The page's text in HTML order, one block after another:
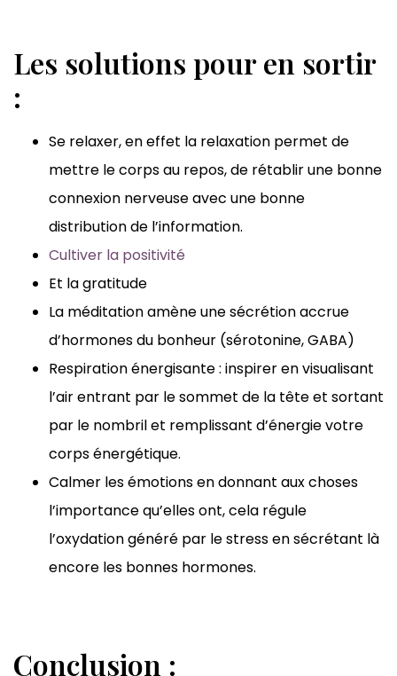
Les solutions pour en sortir
:
Se relaxer, en effet la relaxation permet de
mettre le corps au repos, de rétablir une bonne
connexion nerveuse avec une bonne
distribution de l’information.
Cultiver la positivité
Et la gratitude
La méditation amène une sécrétion accrue
d’hormones du bonheur (sérotonine, GABA)
Respiration énergisante : inspirer en visualisant
l’air entrant par le sommet de la tête et sortant
par le nombril et remplissant d’énergie votre
corps énergétique.
Calmer les émotions en donnant aux choses
l’importance qu’elles ont, cela régule
l’oxydation généré par le stress en sécrétant là
encore les bonnes hormones.
Conclusion :